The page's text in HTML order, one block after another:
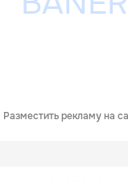
Разместить рекламу на